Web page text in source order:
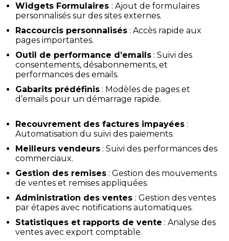
Widgets Formulaires : Ajout de formulaires
personnalisés sur des sites externes.
Raccourcis personnalisés : Accès rapide aux
pages importantes.
Outil de performance d’emails : Suivi des
consentements, désabonnements, et
performances des emails.
Gabarits prédéfinis : Modèles de pages et
d’emails pour un démarrage rapide.
Recouvrement des factures impayées :
Automatisation du suivi des paiements.
Meilleurs vendeurs : Suivi des performances des
commerciaux.
Gestion des remises : Gestion des mouvements
de ventes et remises appliquées.
Administration des ventes : Gestion des ventes
par étapes avec notifications automatiques.
Statistiques et rapports de vente : Analyse des
ventes avec export comptable.